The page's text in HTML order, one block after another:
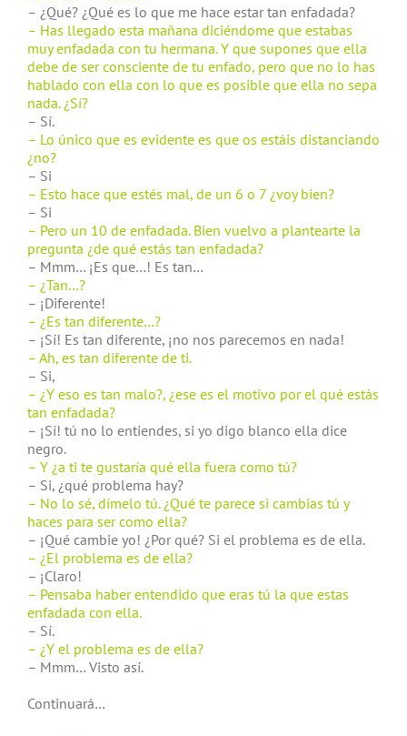
– ¿Qué? ¿Qué es lo que me hace estar tan enfadada?
– Has llegado esta mañana diciéndome que estabas
muy enfadada con tu hermana. Y que supones que ella
debe de ser consciente de tu enfado, pero que no lo has
hablado con ella con lo que es posible que ella no sepa
nada. ¿Sí?
– Sí.
– Lo único que es evidente es que os estáis distanciando
¿no?
– Si
– Esto hace que estés mal, de un 6 o 7 ¿voy bien?
– Si
– Pero un 10 de enfadada. Bien vuelvo a plantearte la
pregunta ¿de qué estás tan enfadada?
– Mmm… ¡Es que…! Es tan…
– ¿Tan…?
– ¡Diferente!
– ¿Es tan diferente…?
– ¡Sí! Es tan diferente, ¡no nos parecemos en nada!
– Ah, es tan diferente de ti.
– Si,
– ¿Y eso es tan malo?, ¿ese es el motivo por el qué estás
tan enfadada?
– ¡Sí! tú no lo entiendes, si yo digo blanco ella dice
negro.
– Y ¿a ti te gustaría qué ella fuera como tú?
– Si, ¿qué problema hay?
– No lo sé, dímelo tú. ¿Qué te parece si cambias tú y
haces para ser como ella?
– ¡Qué cambie yo! ¿Por qué? Si el problema es de ella.
– ¿El problema es de ella?
– ¡Claro!
– Pensaba haber entendido que eras tú la que estas
enfadada con ella.
– Sí.
– ¿Y el problema es de ella?
– Mmm… Visto así.
Continuará…